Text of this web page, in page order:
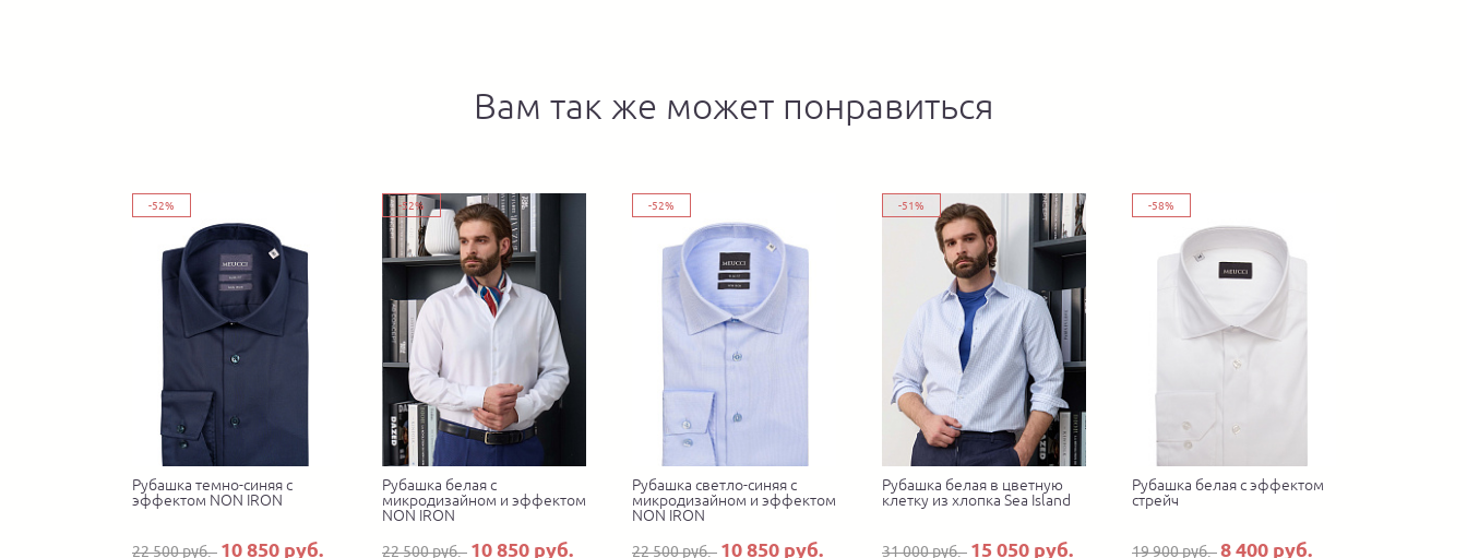
Вам так же может понравиться
-52%
Рубашка темно-синяя с
эффектом NON IRON
22 500 руб. 10 850 руб.
-52%
Рубашка белая с
микродизайном и эффектом
NON IRON
22 500 руб. 10 850 руб.
-52%
Рубашка светло-синяя с
микродизайном и эффектом
NON IRON
22 500 руб. 10 850 руб.
-51%
Рубашка белая в цветную
клетку из хлопка Sea Island
31 000 руб. 15 050 руб.
-58%
Рубашка белая с эффектом
стрейч
19 900 руб.8 400 руб.